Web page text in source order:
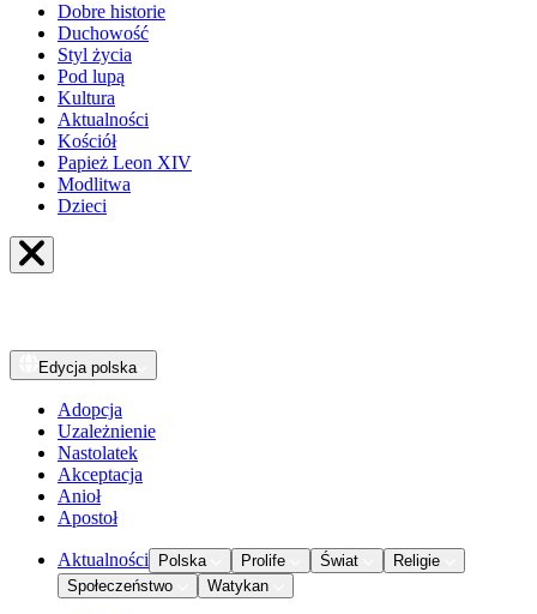
Dobre historie
Duchowość
Styl życia
Pod lupą
Kultura
Aktualności
Kościół
Papież Leon XIV
Modlitwa
Dzieci
Edycja polska
Adopcja
Uzależnienie
Nastolatek
Akceptacja
Anioł
Apostoł
Aktualności Polska Prolife Świat
Religie
Społeczeństwo
Watykan